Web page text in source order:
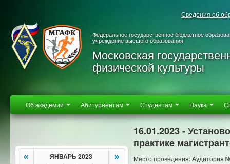
Сведения об
Федеральное государственное бюджетное
учреждение высшего образования
Московская
физической культуры
Об академии Абитуриентам Студентам Наука
« ЯНВАРЬ 2023 »
16.01.2023 -
практике
Место проведения: Аудитория